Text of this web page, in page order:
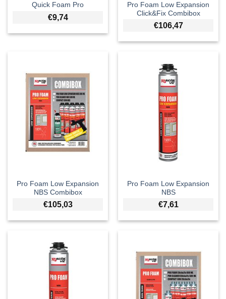
Quick Foam Pro
€9,74
Pro Foam Low Expansion
Click&Fix Combibox
€106,47
Pro Foam Low Expansion
NBS Combibox
€105,03
Pro Foam Low Expansion
NBS
€7,61